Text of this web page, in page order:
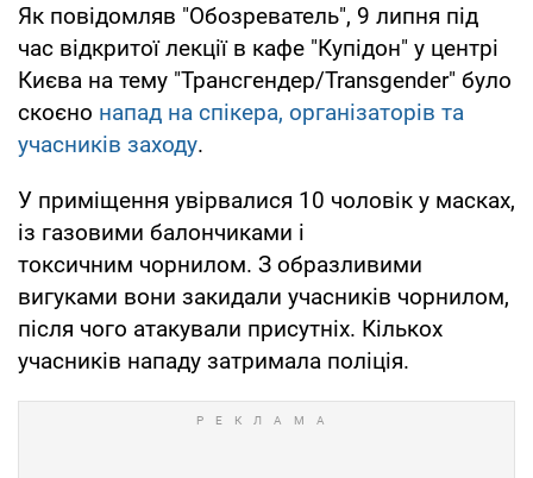
Як повідомляв "Обозреватель", 9 липня під
час відкритої лекції в кафе "Купідон" у центрі
Києва на тему "Трансгендер/Transgender" було
скоєно напад на спікера, організаторів та
учасників заходу.
У приміщення увірвалися 10 чоловік у масках,
із газовими балончиками і
токсичним чорнилом. З образливими
вигуками вони закидали учасників чорнилом,
після чого атакували присутніх. Кількох
учасників нападу затримала поліція.